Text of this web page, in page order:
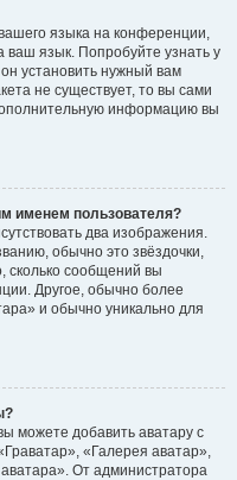
языка на конференции,
ваш язык. Попробуйте узнать у
установить нужный вам
не существует, то вы сами
информацию вы
именем пользователя?
два изображения.
обычно это звёздочки,
сколько сообщений вы
Другое, обычно более
и обычно уникально для
можете добавить аватару с
«Галерея аватар»,
От администратора